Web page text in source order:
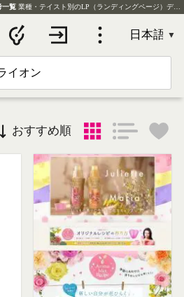
一覧 業種・テイスト別のLP（ランディングページ）デザイン実例を毎日更新
おすすめ順